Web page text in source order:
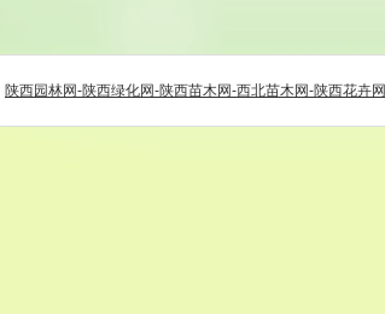
陕西园林网-陕西绿化网-陕西苗木网-西北苗木网-陕西花卉网